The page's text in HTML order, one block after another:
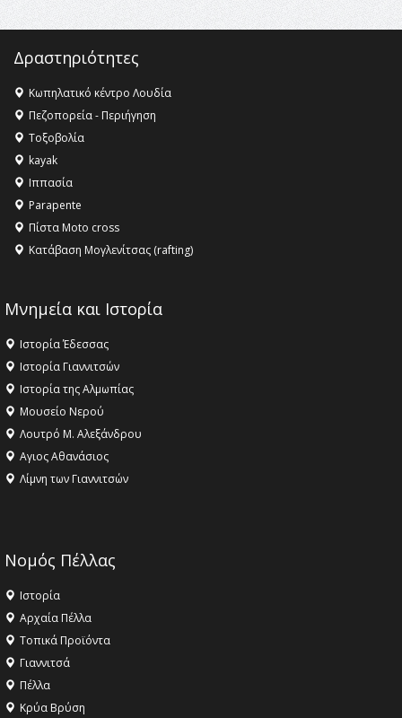
16:35 -Το πρόγραμμα του ΠΑΟΚ στον δεύτερο γύρο του
16:27 - Όλυμπος: Εντάχθηκε στον Κατάλογο Παγκόσμιας
Κληρονομιάς της UNESCO – Ομόφωνη η απόφαση Ο
Όλυμπος αναγνωρίστηκε ως φυσικό και πολιτιστικό
αγαθό εξέχουσας οικουμενικής αξίας για την
ανθρωπότητα
16:18 -
ΣΤΗΝ ΕΔΕΣΣΑ
Δραστηριότητες
Κωπηλατικό κέντρο Λουδία
Πεζοπορεία - Περιήγηση
Τοξοβολία
kayak
Ιππασία
Parapente
Πίστα Moto cross
Κατάβαση Μογλενίτσας (rafting)
Μνημεία και Ιστορία
Ιστορία Έδεσσας
Ιστορία Γιαννιτσών
Ιστορία της Αλμωπίας
Μουσείο Νερού
Λουτρό Μ. Αλεξάνδρου
Αγιος Αθανάσιος
Λίμνη των Γιαννιτσών
Νομός Πέλλας
Ιστορία
Αρχαία Πέλλα
Τοπικά Προϊόντα
Γιαννιτσά
Πέλλα
Κρύα Βρύση